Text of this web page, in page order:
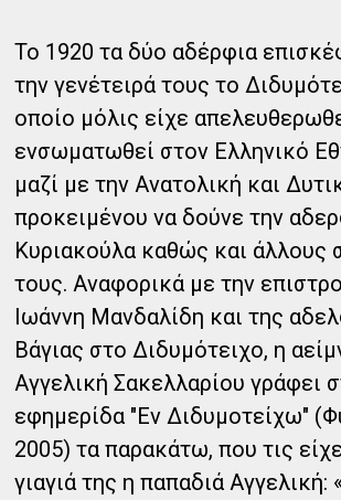
Το 1920 τα δύο αδέρφια
την γενέτειρά τους το
οποίο μόλις είχε
ενσωματωθεί στον Ελληνικό
μαζί με την Ανατολική και
προκειμένου να δούνε την
Κυριακούλα καθώς και άλλους
τους. Αναφορικά με την
Ιωάννη Μανδαλίδη και της
Βάγιας στο Διδυμότειχο, η
Αγγελική Σακελλαρίου γράφει
εφημερίδα "Εν Διδυμοτείχω"
2005) τα παρακάτω, που τις
γιαγιά της η παπαδιά Αγγελική: